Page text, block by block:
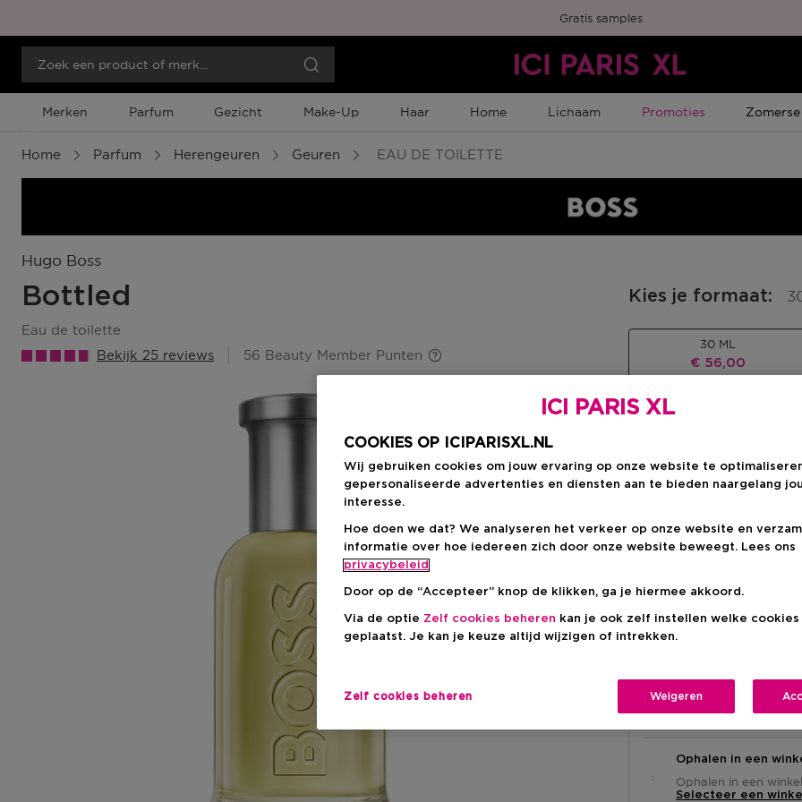
Gratis samples
Merken Parfum Gezicht Make-Up Haar Home Lichaam Tijdelijke Promotie
Promoties Tijdelijke
Home Parfum Herengeuren Geuren EAU DE TOILETTE
Hugo Boss
Bottled
eau de toilette
Bekijk 25 reviews
56 Beauty Member Punten
Kies je formaat:
30 ML
Kortingsprijs
€ 56,00
€ 56,00
-20% Productprijs
€ 70,00
Levering aan huis
Op voorraad-
Ophalen in een
Ophalen in een
Selecteer een winkel
ICI PARIS XL
COOKIES OP ICIPARISXL.NL
Wij gebruiken cookies om jouw ervaring op onze website te
gepersonaliseerde advertenties en diensten aan te bieden naargelang
interesse.
Hoe doen we dat? We analyseren het verkeer op onze website en
informatie over hoe iedereen zich door onze website beweegt. Lees ons
privacybeleid
Door op de “Accepteer” knop de klikken, ga je hiermee akkoord.
Via de optie Zelf cookies beheren kan je ook zelf instellen welke cookies
geplaatst. Je kan je keuze altijd wijzigen of intrekken.
Zelf cookies beheren Weigeren